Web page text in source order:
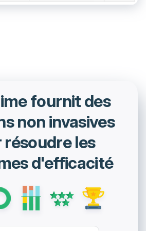
fournit des
non invasives
résoudre les
d'efficacité